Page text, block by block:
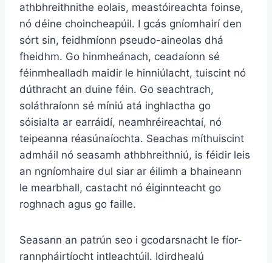
athbhreithnithe eolais, meastóireachta foinse,
nó déine choincheapúil. I gcás gníomhairí den
sórt sin, feidhmíonn pseudo-aineolas dhá
fheidhm. Go hinmheánach, ceadaíonn sé
féinmhealladh maidir le hinniúlacht, tuiscint nó
dúthracht an duine féin. Go seachtrach,
soláthraíonn sé míniú atá inghlactha go
sóisialta ar earráidí, neamhréireachtaí, nó
teipeanna réasúnaíochta. Seachas míthuiscint
admháil nó seasamh athbhreithniú, is féidir leis
an ngníomhaire dul siar ar éilimh a bhaineann
le mearbhall, castacht nó éiginnteacht go
roghnach agus go faille.
Seasann an patrún seo i gcodarsnacht le fíor-
rannpháirtíocht intleachtúil. Idirdhealú